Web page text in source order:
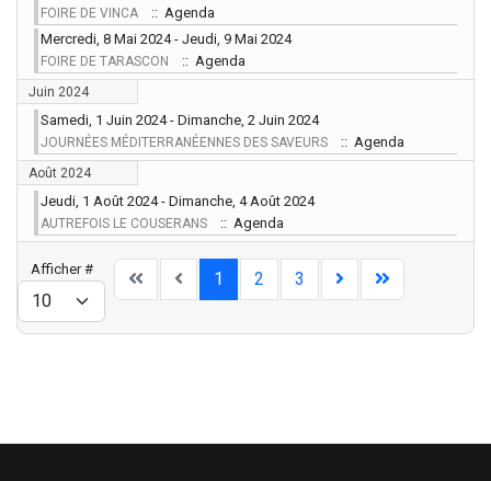
FOIRE DE VINCA
:: Agenda
Mercredi, 8 Mai 2024 - Jeudi, 9 Mai 2024
FOIRE DE TARASCON :: Agenda
Juin 2024
Samedi, 1 Juin 2024 - Dimanche, 2 Juin 2024
JOURNÉES MÉDITERRANÉENNES DES SAVEURS :: Agenda
Août 2024
Jeudi, 1 Août 2024 - Dimanche, 4 Août 2024
AUTREFOIS LE COUSERANS :: Agenda
Limite de la pagination
Afficher # 1 2 3